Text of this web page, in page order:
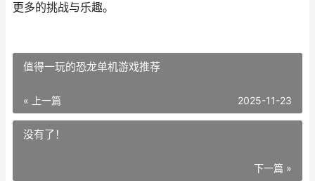
更多的挑战与乐趣。
值得一玩的恐龙单机游戏推荐
« 上一篇 2025-11-23
没有了！
下一篇 »